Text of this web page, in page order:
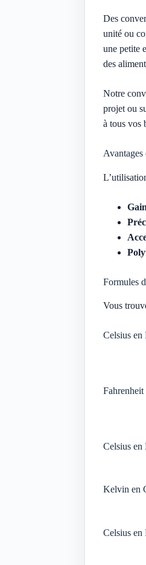
Des
unité ou
une petite
des
Notre
projet ou
à tous vos
Avantages
Formules
Vous
Celsius en
Fahrenheit
Celsius
Kelvin en
Celsius en